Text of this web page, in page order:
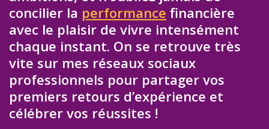
concilier la performance financière
avec le plaisir de vivre intensément
chaque instant. On se retrouve très
vite sur mes réseaux sociaux
professionnels pour partager vos
premiers retours d’expérience et
célébrer vos réussites !